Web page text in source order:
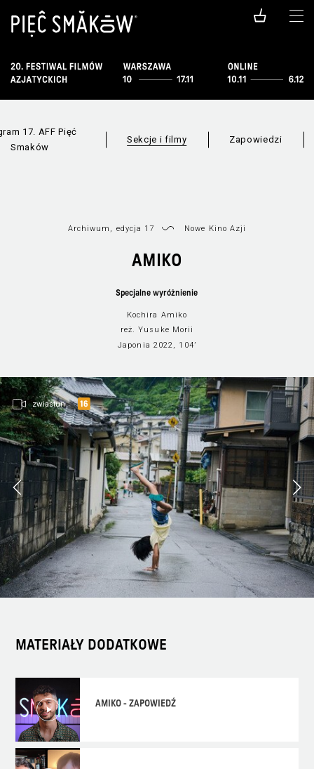
17. AFF Pięć
Smaków
Sekcje i filmy
Wszystkie sekcje
Zapowiedzi
Archiwum, edycja 17 Nowe Kino Azji
AMIKO
Specjalne wyróżnienie
Kochira Amiko
reż. Yusuke Morii
Japonia 2022, 104’
zwiastun
MATERIAŁY DODATKOWE
AMIKO - ZAPOWIEDŹ